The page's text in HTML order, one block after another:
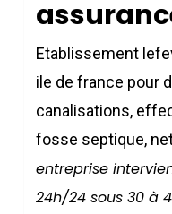
Etablissement
ile de france pour
canalisations,
fosse septique,
entreprise
24h/24 sous 30 à